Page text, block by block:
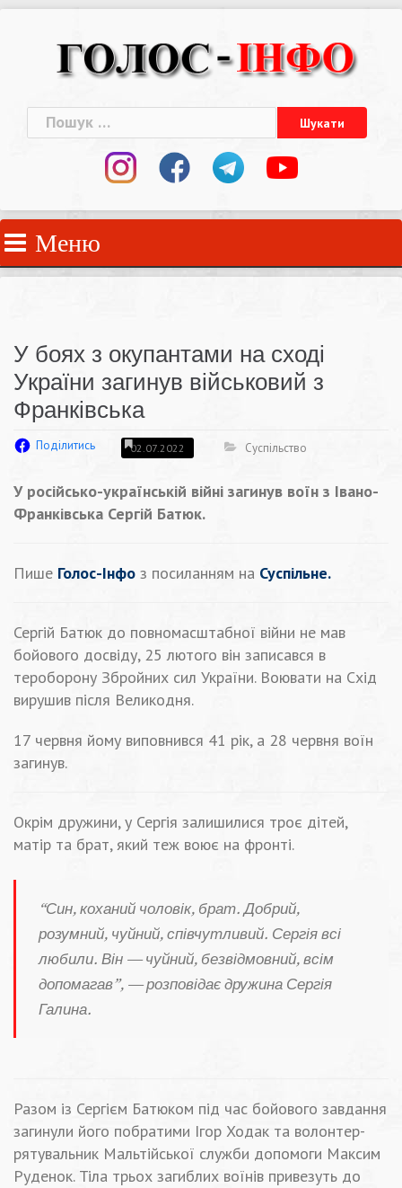
Пошук:
Меню
У боях з окупантами на сході
України загинув військовий з
Франківська
Поділитись 02.07.2022 Суспільство
У російсько-українській війні загинув воїн з Івано-
Франківська Сергій Батюк.
Пише Голос-Інфо з посиланням на Суспільне.
Сергій Батюк до повномасштабної війни не мав
бойового досвіду, 25 лютого він записався в
тероборону Збройних сил України. Воювати на Схід
вирушив після Великодня.
17 червня йому виповнився 41 рік, а 28 червня воїн
загинув.
Окрім дружини, у Сергія залишилися троє дітей,
матір та брат, який теж воює на фронті.
“Син, коханий чоловік, брат. Добрий,
розумний, чуйний, співчутливий. Сергія всі
любили. Він — чуйний, безвідмовний, всім
допомагав”, — розповідає дружина Сергія
Галина.
Разом із Сергієм Батюком під час бойового завдання
загинули його побратими Ігор Ходак та волонтер-
рятувальник Мальтійської служби допомоги Максим
Руденок. Тіла трьох загиблих воїнів привезуть до